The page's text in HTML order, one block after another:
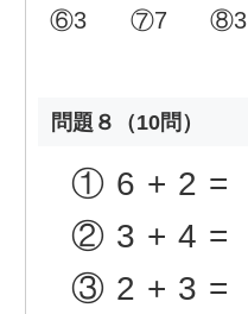
⑥3 ⑦7 ⑧3
問題８（10問）
① 6+2=
② 3+4=
③ 2+3=